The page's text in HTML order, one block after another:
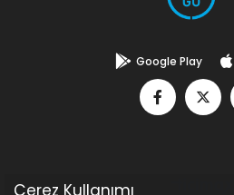
Google Play
Çerez Kullanımı